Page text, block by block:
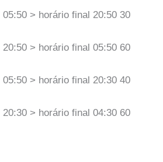
> horário final 20:50 30
> horário final 05:50 60
> horário final 20:30 40
> horário final 04:30 60